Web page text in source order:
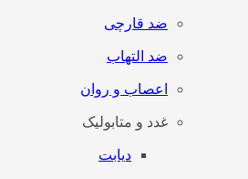
ضد قارچی
ضد التهاب
اعصاب و روان
غدد و متابولیک
دیابت